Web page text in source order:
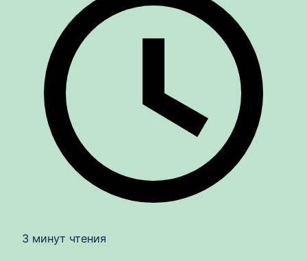
3 минут чтения